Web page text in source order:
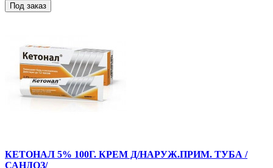
Под заказ
КЕТОНАЛ 5% 100Г. КРЕМ Д/НАРУЖ.ПРИМ. ТУБА /
САНДОЗ/